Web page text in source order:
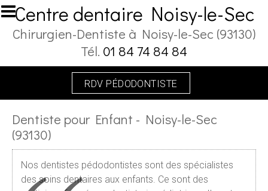
Aller au contenu principal
Centre dentaire Noisy-le-Sec
Chirurgien-Dentiste à Noisy-le-Sec (93130)
Tél. 01 84 74 84 84
RDV PÉDODONTISTE
Dentiste pour Enfant - Noisy-le-Sec
(93130)
Nos dentistes pédodontistes sont des spécialistes
des soins dentaires aux enfants. Ce sont des